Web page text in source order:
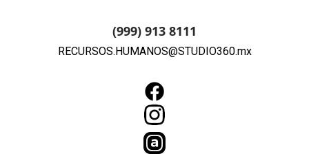
(999) 913 8111
RECURSOS.HUMANOS@STUDIO360.mx